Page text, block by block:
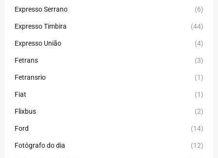
Expresso Serrano (6)
Expresso Timbira (44)
Expresso União (4)
Fetrans (3)
Fetransrio (1)
Fiat (1)
Flixbus (2)
Ford (14)
Fotógrafo do dia (12)